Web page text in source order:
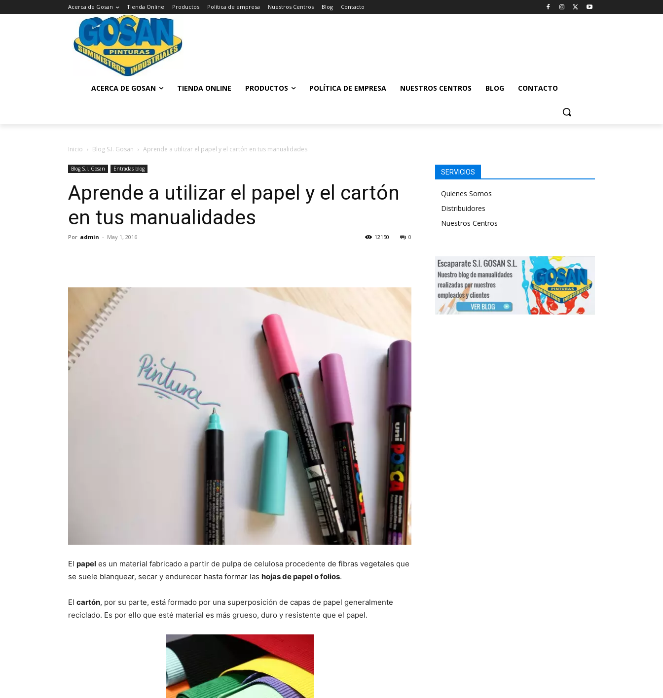
Acerca de Gosan Tienda Online Productos Política de empresa Nuestros Centros Blog Contacto
ACERCA DE GOSAN TIENDA ONLINE PRODUCTOS POLÍTICA DE EMPRESA NUESTROS CENTROS BLOG CONTACTO
Inicio Blog S.I. Gosan Aprende a utilizar el papel y el cartón en tus manualidades
Blog S.I. Gosan Entradas blog
Aprende a utilizar el papel y el cartón
en tus manualidades
Por admin - May 1, 2016 0
12150
El papel es un material fabricado a partir de pulpa de celulosa procedente de fibras vegetales que
se suele blanquear, secar y endurecer hasta formar las hojas de papel o folios.
El cartón, por su parte, está formado por una superposición de capas de papel generalmente
reciclado. Es por ello que esté material es más grueso, duro y resistente que el papel.
SERVICIOS
Quienes Somos
Distribuidores
Nuestros Centros